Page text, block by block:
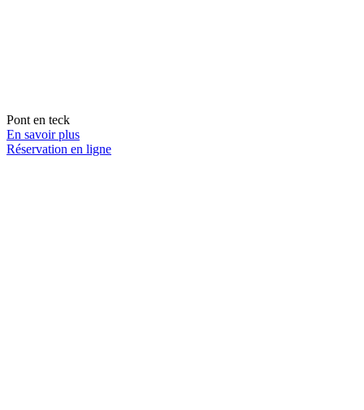
Pont en teck
En savoir plus
Réservation en ligne